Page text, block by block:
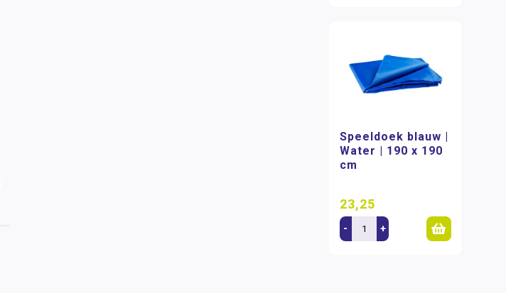
Speeldoek blauw |
Water | 190 x 190
cm
23,25
- +